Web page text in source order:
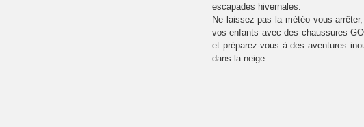
escapades hivernales.
Ne laissez pas la météo vous
vos enfants avec des chaussures
et préparez-vous à des aventures
dans la neige.